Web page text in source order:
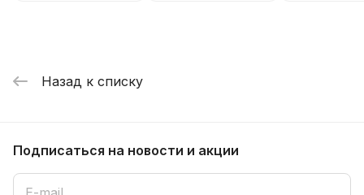
Назад к списку
Подписаться на новости и акции